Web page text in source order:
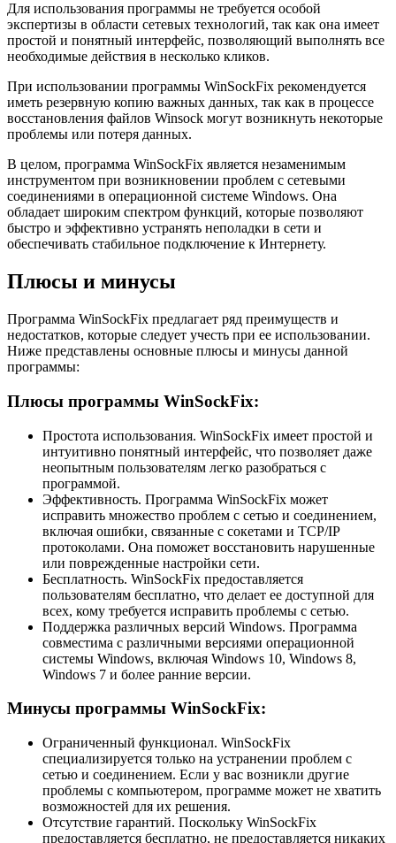
Для использования программы не требуется особой
экспертизы в области сетевых технологий, так как она имеет
простой и понятный интерфейс, позволяющий выполнять все
необходимые действия в несколько кликов.
При использовании программы WinSockFix рекомендуется
иметь резервную копию важных данных, так как в процессе
восстановления файлов Winsock могут возникнуть некоторые
проблемы или потеря данных.
В целом, программа WinSockFix является незаменимым
инструментом при возникновении проблем с сетевыми
соединениями в операционной системе Windows. Она
обладает широким спектром функций, которые позволяют
быстро и эффективно устранять неполадки в сети и
обеспечивать стабильное подключение к Интернету.
Плюсы и минусы
Программа WinSockFix предлагает ряд преимуществ и
недостатков, которые следует учесть при ее использовании.
Ниже представлены основные плюсы и минусы данной
программы:
Плюсы программы WinSockFix:
Простота использования. WinSockFix имеет простой и
интуитивно понятный интерфейс, что позволяет даже
неопытным пользователям легко разобраться с
программой.
Эффективность. Программа WinSockFix может
исправить множество проблем с сетью и соединением,
включая ошибки, связанные с сокетами и TCP/IP
протоколами. Она поможет восстановить нарушенные
или поврежденные настройки сети.
Бесплатность. WinSockFix предоставляется
пользователям бесплатно, что делает ее доступной для
всех, кому требуется исправить проблемы с сетью.
Поддержка различных версий Windows. Программа
совместима с различными версиями операционной
системы Windows, включая Windows 10, Windows 8,
Windows 7 и более ранние версии.
Минусы программы WinSockFix:
Ограниченный функционал. WinSockFix
специализируется только на устранении проблем с
сетью и соединением. Если у вас возникли другие
проблемы с компьютером, программе может не хватить
возможностей для их решения.
Отсутствие гарантий. Поскольку WinSockFix
предоставляется бесплатно, не предоставляется никаких